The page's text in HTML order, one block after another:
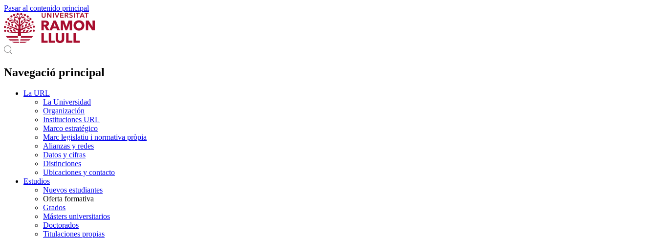
Pasar al contenido principal
Navegació principal
La URL
La Universidad
Organización
Instituciones URL
Marco estratégico
Marc legislatiu i normativa pròpia
Alianzas y redes
Datos y cifras
Distinciones
Ubicaciones y contacto
Estudios
Nuevos estudiantes
Oferta formativa
Grados
Másters universitarios
Doctorados
Titulaciones propias